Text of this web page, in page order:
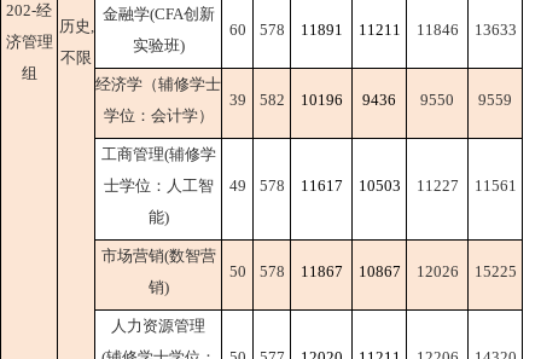
202-经
济管理
组
历史,
不限
金融学(CFA创新
实验班)
60 578 11891 11211 11846 13633
经济学（辅修学士
学位：会计学）
39 582 10196 9436 9550 9559
工商管理(辅修学
士学位：人工智
能)
49 578 11617 10503 11227 11561
市场营销(数智营
销)
50 578 11867 10867 12026 15225
人力资源管理